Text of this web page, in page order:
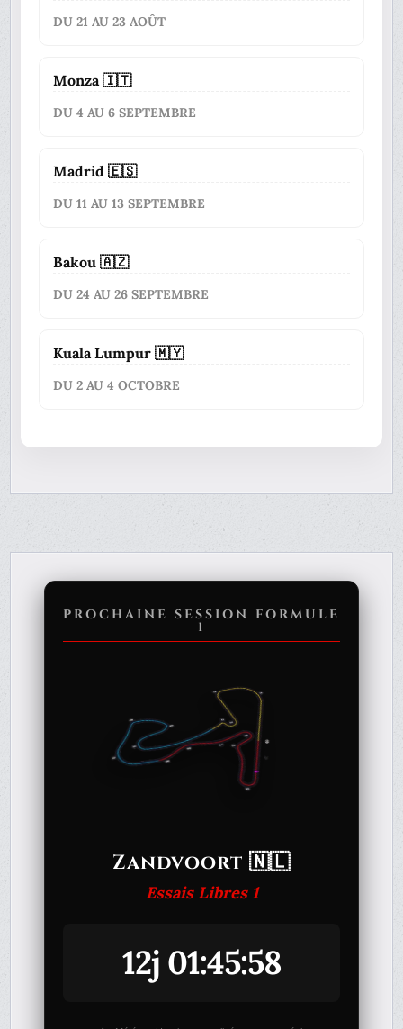
DU 21 AU 23 AOÛT
Monza 🇮🇹
DU 4 AU 6 SEPTEMBRE
Madrid 🇪🇸
DU 11 AU 13 SEPTEMBRE
Bakou 🇦🇿
DU 24 AU 26 SEPTEMBRE
Kuala Lumpur 🇲🇾
DU 2 AU 4 OCTOBRE
PROCHAINE SESSION FORMULE
1
Zandvoort 🇳🇱
Essais Libres 1
12j 01:45:58